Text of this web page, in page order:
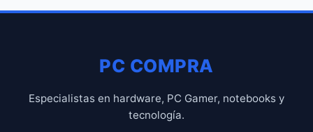
PC COMPRA
Especialistas en hardware, PC Gamer, notebooks y
tecnología.